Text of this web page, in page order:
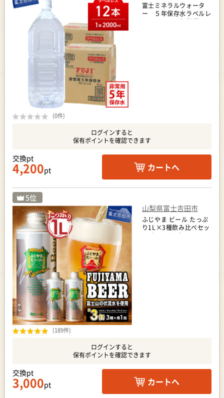
(0件)
富士ミネラルウォータ
ー ５年保存水ラベルレ
ス ２L×12本 防災 備
ログインすると
保有ポイントを確認できます
交換pt
4,200pt カートへ
(189件)
山梨県富士吉田市
ふじやま ビール たっぷ
り1L×3種飲み比べセッ
ト クラフトビール
ログインすると
保有ポイントを確認できます
交換pt
3,000pt カートへ